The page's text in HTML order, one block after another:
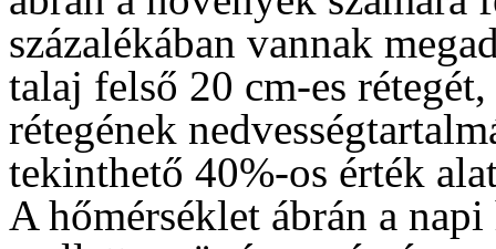
százalékában vannak
talaj felső 20 cm-es
rétegének
tekinthető 40%-os érték
A hőmérséklet ábrán a